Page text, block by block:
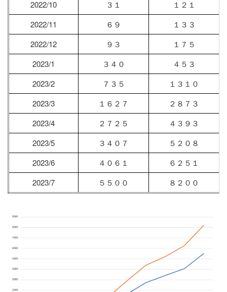
2022/10
３１
１２１
2022/11
６９
１３３
2022/12
９３
１７５
2023/1
３４０
４５３
2023/2
７３５
１３１０
2023/3
１６２７
２８７３
2023/4
２７２５
４３９３
2023/5
３４０７
５２０８
2023/6
４０６１
６２５１
2023/7
５５００ ８２００